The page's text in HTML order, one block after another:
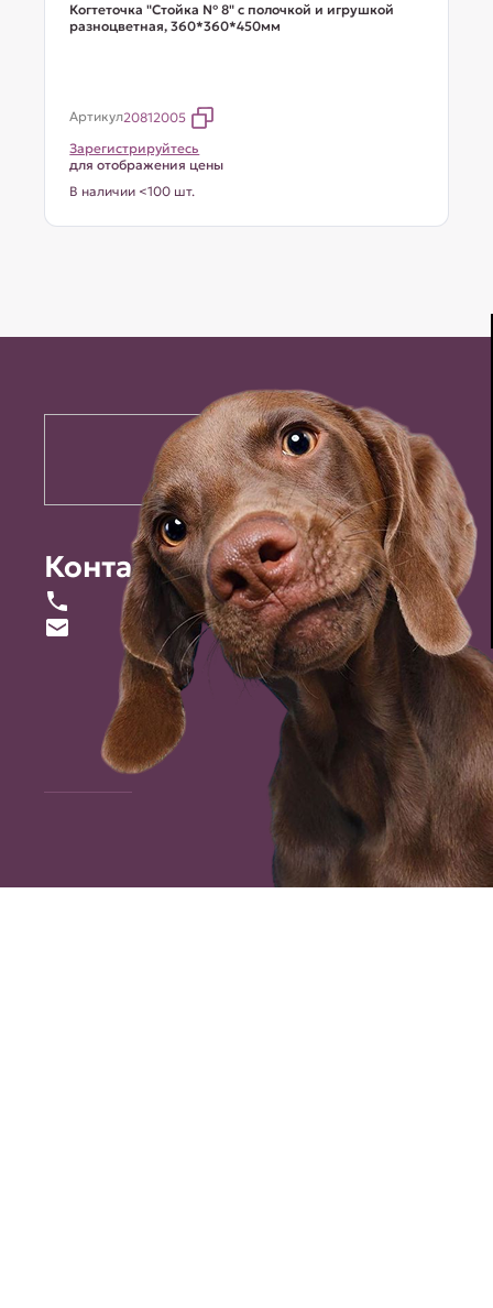
Когтеточка "Стойка № 8" с полочкой и игрушкой
разноцветная, 360*360*450мм
Артикул20812005
Зарегистрируйтесь
для отображения цены
В наличии <100 шт.
Контакты